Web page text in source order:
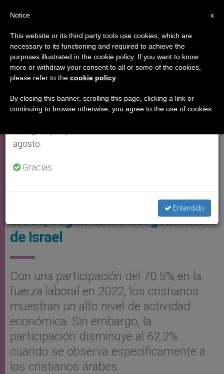
BUENAS NOTICIAS, IGLESIA LOCAL
La Población Cristiana En Israel Ha Experimentado Un Crecimiento
Población cristiana en Israel
crece, según datos del gobierno
de Israel
Con una participación del 70.5% en la
fuerza laboral en 2022, los cristianos
muestran un alto nivel de actividad
económica. Sin embargo, la
participación disminuye al 62.2%
cuando se observa específicamente a
los cristianos árabes.
×
Aviso importante
Del 27 de julio al 7 de agosto haremos la pausa
anual, aprovechando que en el periodo de verano
se generan menos informaciones y también el
agosto.
Gracias.
Entendido
x
Notice
This website or its third party tools use cookies, which are
necessary to its functioning and required to achieve the
purposes illustrated in the cookie policy. If you want to know
more or withdraw your consent to all or some of the cookies,
please refer to the cookie policy
By closing this banner, scrolling this page, clicking a link or
continuing to browse otherwise, you agree to the use of cookies.